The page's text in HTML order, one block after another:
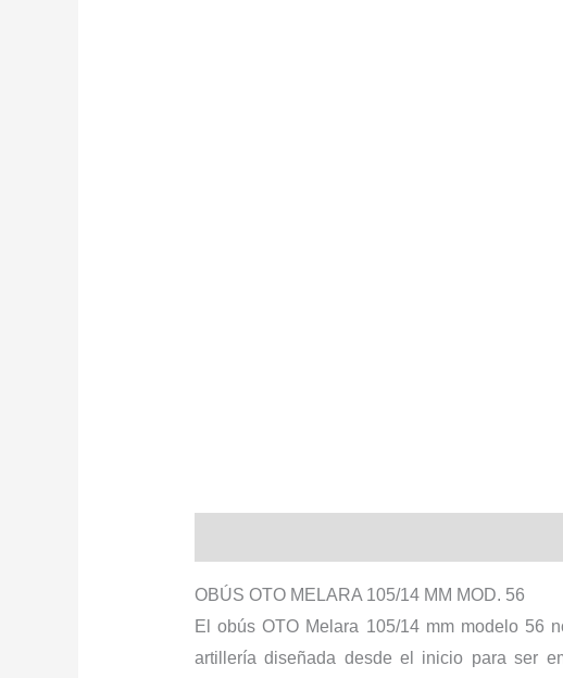
OBÚS OTO MELARA 105/14 MM MOD. 56
El obús OTO Melara 105/14 mm modelo 56
artillería diseñada desde el inicio para ser